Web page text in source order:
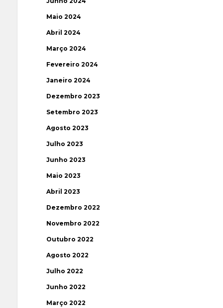
Maio 2024
Abril 2024
Março 2024
Fevereiro 2024
Janeiro 2024
Dezembro 2023
Setembro 2023
Agosto 2023
Julho 2023
Junho 2023
Maio 2023
Abril 2023
Dezembro 2022
Novembro 2022
Outubro 2022
Agosto 2022
Julho 2022
Junho 2022
Março 2022